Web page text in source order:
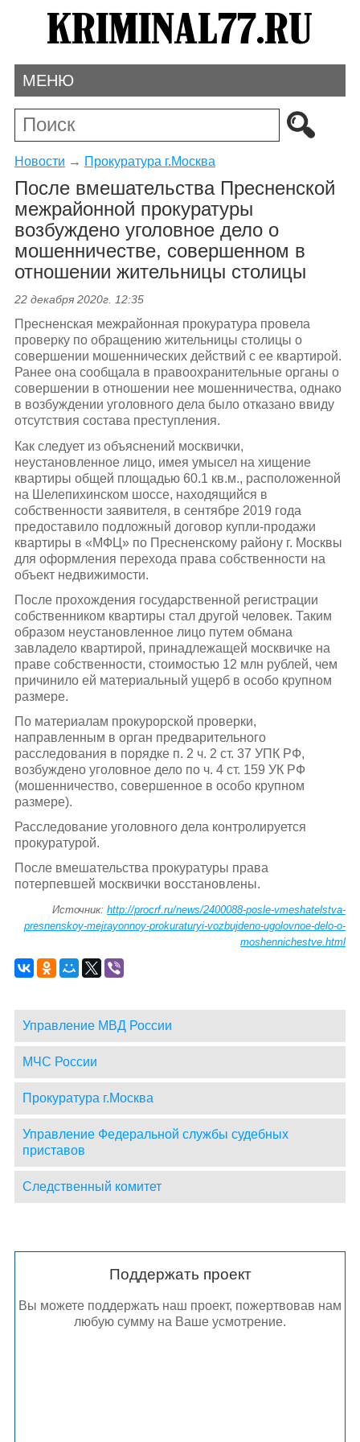
МЕНЮ
Новости → Прокуратура г.Москва
После вмешательства Пресненской
межрайонной прокуратуры
возбуждено уголовное дело о
мошенничестве, совершенном в
отношении жительницы столицы
22 декабря 2020г. 12:35
Пресненская межрайонная прокуратура провела
проверку по обращению жительницы столицы о
совершении мошеннических действий с ее квартирой.
Ранее она сообщала в правоохранительные органы о
совершении в отношении нее мошенничества, однако
в возбуждении уголовного дела было отказано ввиду
отсутствия состава преступления.
Как следует из объяснений москвички,
неустановленное лицо, имея умысел на хищение
квартиры общей площадью 60.1 кв.м., расположенной
на Шелепихинском шоссе, находящийся в
собственности заявителя, в сентябре 2019 года
предоставило подложный договор купли-продажи
квартиры в «МФЦ» по Пресненскому району г. Москвы
для оформления перехода права собственности на
объект недвижимости.
После прохождения государственной регистрации
собственником квартиры стал другой человек. Таким
образом неустановленное лицо путем обмана
завладело квартирой, принадлежащей москвичке на
праве собственности, стоимостью 12 млн рублей, чем
причинило ей материальный ущерб в особо крупном
размере.
По материалам прокурорской проверки,
направленным в орган предварительного
расследования в порядке п. 2 ч. 2 ст. 37 УПК РФ,
возбуждено уголовное дело по ч. 4 ст. 159 УК РФ
(мошенничество, совершенное в особо крупном
размере).
Расследование уголовного дела контролируется
прокуратурой.
После вмешательства прокуратуры права
потерпевшей москвички восстановлены.
Источник:http://procrf.ru/news/2400088-posle-vmeshatelstva-
presnenskoy-mejrayonnoy-prokuraturyi-vozbujdeno-ugolovnoe-delo-o-
moshennichestve.html
Управление МВД России
МЧС России
Прокуратура г.Москва
Управление Федеральной службы судебных
приставов
Следственный комитет
Поддержать проект
Вы можете поддержать наш проект, пожертвовав нам
любую сумму на Ваше усмотрение.